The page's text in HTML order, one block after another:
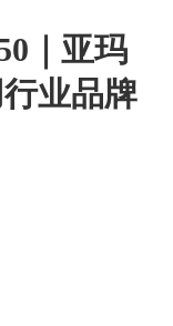
｜亚玛
业品牌